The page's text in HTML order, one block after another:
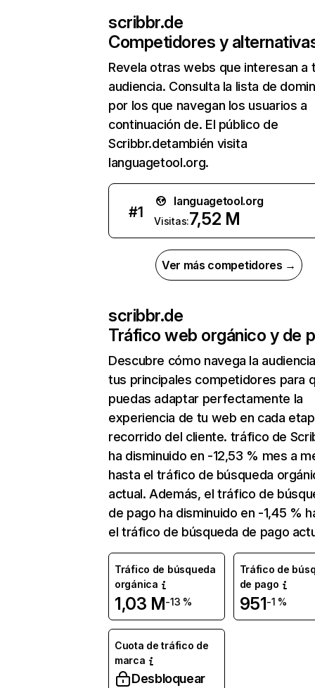
scribbr.de
Competidores y
Revela otras webs que interesan a
audiencia. Consulta la lista de
por los que navegan los usuarios a
continuación de. El público de
Scribbr.detambién visita
languagetool.org.
#1
languagetool.org
Visitas:7,52 M
Ver más competidores →
scribbr.de
Tráfico web orgánico y de
Descubre cómo navega la
tus principales competidores para
puedas adaptar perfectamente la
experiencia de tu web en cada
recorrido del cliente. tráfico de
ha disminuido en -12,53 % mes a
hasta el tráfico de búsqueda
actual. Además, el tráfico de
de pago ha disminuido en -1,45 %
el tráfico de búsqueda de pago
Tráfico de búsqueda
orgánica
1,03 M-13 %
Tráfico de
de pago
951-1 %
Cuota de tráfico de
marca
Desbloquear